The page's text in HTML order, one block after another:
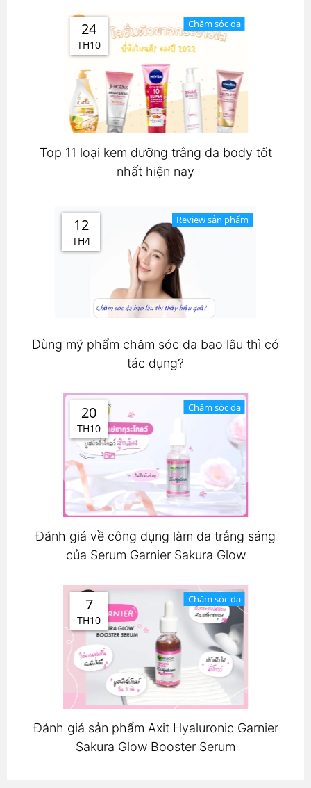
24
TH10
Chăm sóc da
Top 11 loại kem dưỡng trắng da body tốt
nhất hiện nay
12
TH4
Review sản phẩm
Dùng mỹ phẩm chăm sóc da bao lâu thì có
tác dụng?
20
TH10
Chăm sóc da
Đánh giá về công dụng làm da trắng sáng
của Serum Garnier Sakura Glow
7
TH10
Chăm sóc da
Đánh giá sản phẩm Axit Hyaluronic Garnier
Sakura Glow Booster Serum